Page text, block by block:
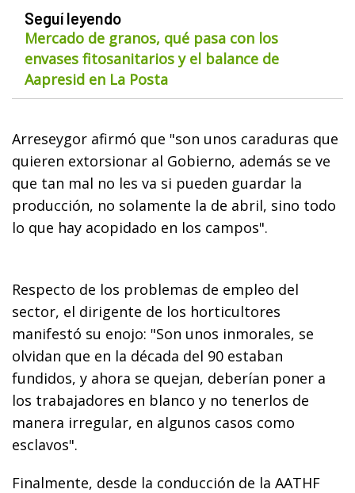
Seguí leyendo
Mercado de granos, qué pasa con los
envases fitosanitarios y el balance de
Aapresid en La Posta
Arreseygor afirmó que "son unos caraduras que
quieren extorsionar al Gobierno, además se ve
que tan mal no les va si pueden guardar la
producción, no solamente la de abril, sino todo
lo que hay acopidado en los campos".
Respecto de los problemas de empleo del
sector, el dirigente de los horticultores
manifestó su enojo: "Son unos inmorales, se
olvidan que en la década del 90 estaban
fundidos, y ahora se quejan, deberían poner a
los trabajadores en blanco y no tenerlos de
manera irregular, en algunos casos como
esclavos".
Finalmente, desde la conducción de la AATHF